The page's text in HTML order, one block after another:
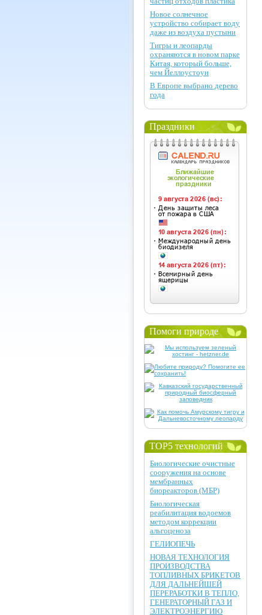
Новое солнечное
устройство собирает воду
даже из воздуха пустыни
Тигры и леопарды
охраняются в новом парке
Китая, который больше,
чем Йеллоустоун
В Европе выбрано дерево
года
Праздники
Помоги природе
TOP5 технологий
Биологические очистные
сооружения на основе
мембранных
биореакторов (МБР)
Биологическая
реабилитация водоемов
методом коррекции
альгоценоза
ГЕЛИОПЕЧЬ
НОВАЯ ТЕХНОЛОГИЯ
ПРОИЗВОДСТВА
ТОПЛИВНЫХ БРИКЕТОВ
ДЛЯ ДАЛЬНЕЙШЕЙ
ПЕРЕРАБОТКИ В ТЕПЛО,
ГЕНЕРАТОРНЫЙ ГАЗ И
ЭЛЕКТРОЭНЕРГИЮ